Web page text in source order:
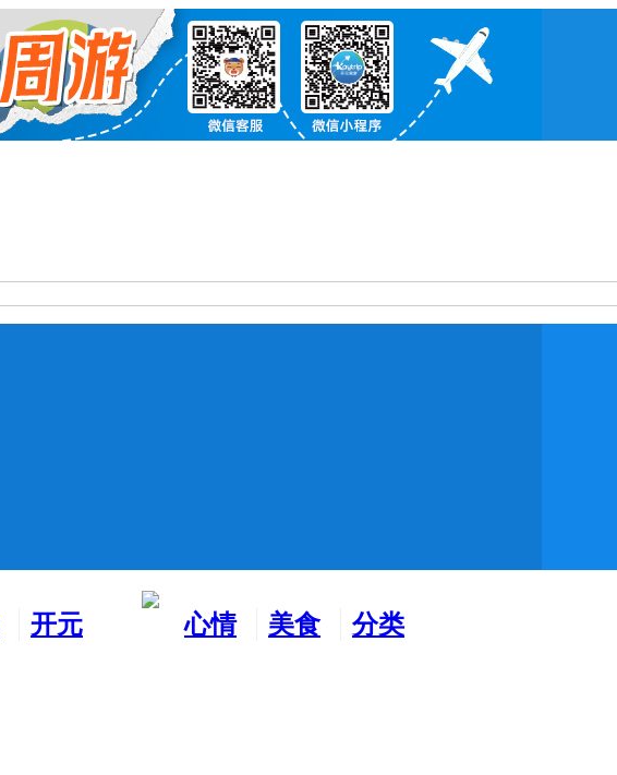
开元
心情
美食
分类